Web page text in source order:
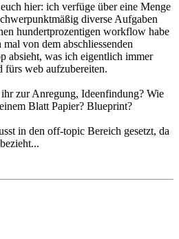
hier: ich verfüge über eine Menge
diverse Aufgaben
hundertprozentigen workflow habe
von dem abschliessenden
absieht, was ich eigentlich immer
fürs web aufzubereiten.
zur Anregung, Ideenfindung? Wie
Blatt Papier? Blueprint?
in den off-topic Bereich gesetzt, da